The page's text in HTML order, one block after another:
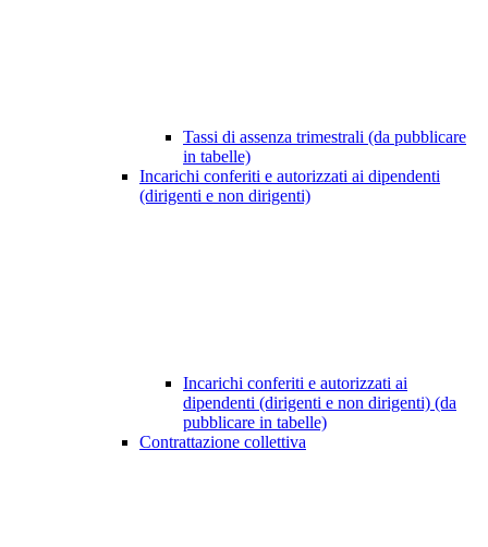
Tassi di assenza trimestrali (da pubblicare
in tabelle)
Incarichi conferiti e autorizzati ai dipendenti
(dirigenti e non dirigenti)
Incarichi conferiti e autorizzati ai
dipendenti (dirigenti e non dirigenti) (da
pubblicare in tabelle)
Contrattazione collettiva